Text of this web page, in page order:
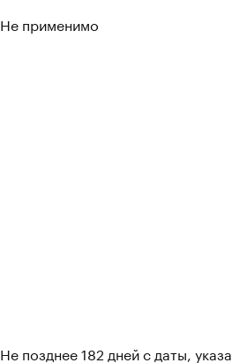
Не применимо
Не позднее 182 дней с даты,